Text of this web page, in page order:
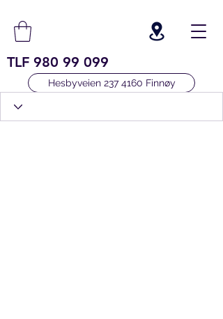
TLF 980 99 099
Hesbyveien 237 4160 Finnøy